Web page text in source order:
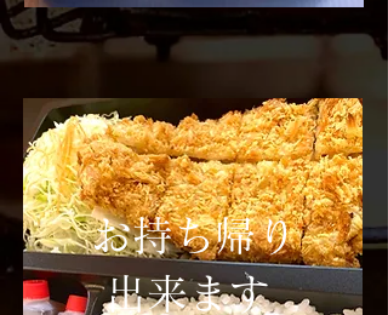
​お持ち帰り
​ 出来ます